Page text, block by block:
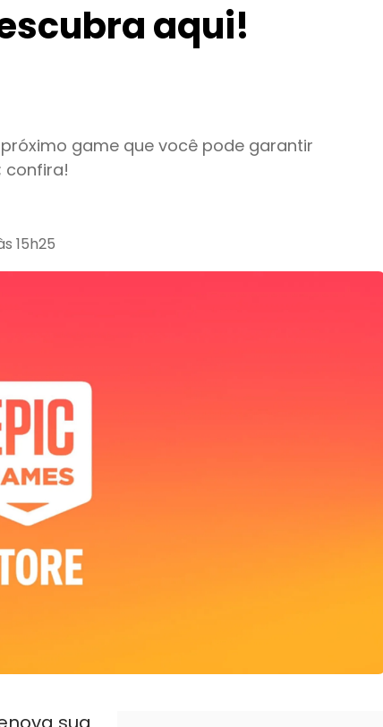
aqui!
game que você pode garantir
confira!
15h25